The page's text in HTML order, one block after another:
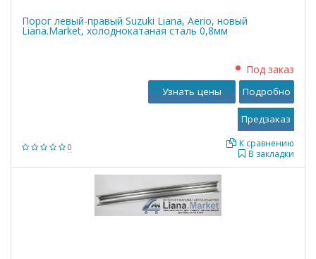
Порог левый-правый Suzuki Liana, Aerio, новый
Liana.Market, холоднокатаная сталь 0,8мм
0
Под заказ
В закладки
К сравнению
Узнать цены Подробно